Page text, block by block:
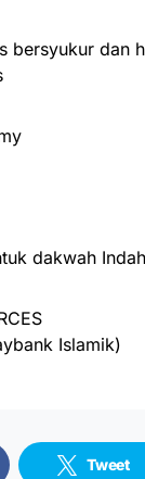
bersyukur dan
dakwah
Islamik)
Tweet